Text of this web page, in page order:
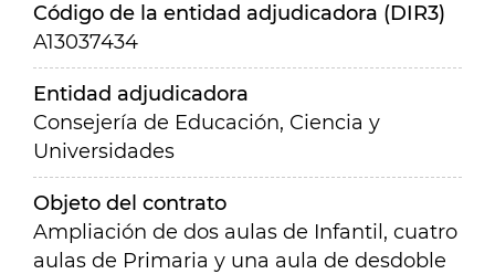
Código de la entidad adjudicadora (DIR3)
A13037434
Entidad adjudicadora
Consejería de Educación, Ciencia y
Universidades
Objeto del contrato
Ampliación de dos aulas de Infantil, cuatro
aulas de Primaria y una aula de desdoble